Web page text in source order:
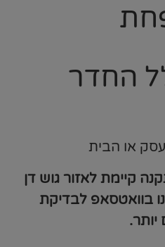
החדר
או הבית
קיימת לאזור גוש דן
בוואטסאפ לבדיקת